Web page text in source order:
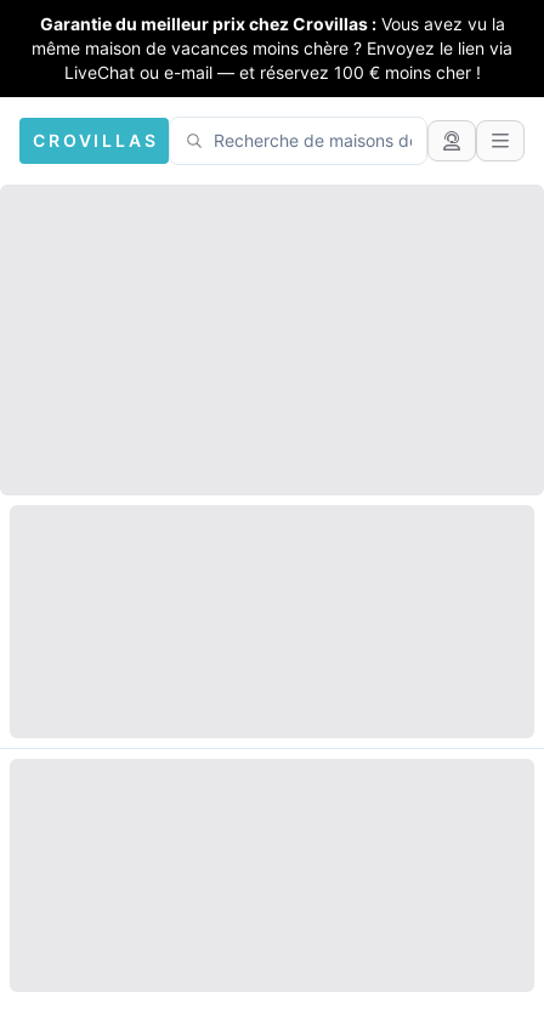
Garantie du meilleur prix chez Crovillas : Vous avez vu la
même maison de vacances moins chère ? Envoyez le lien via
LiveChat ou e-mail — et réservez 100 € moins cher !
CROVILLAS